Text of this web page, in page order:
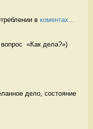
в коментах...
«Как дела?»)
дело, состояние